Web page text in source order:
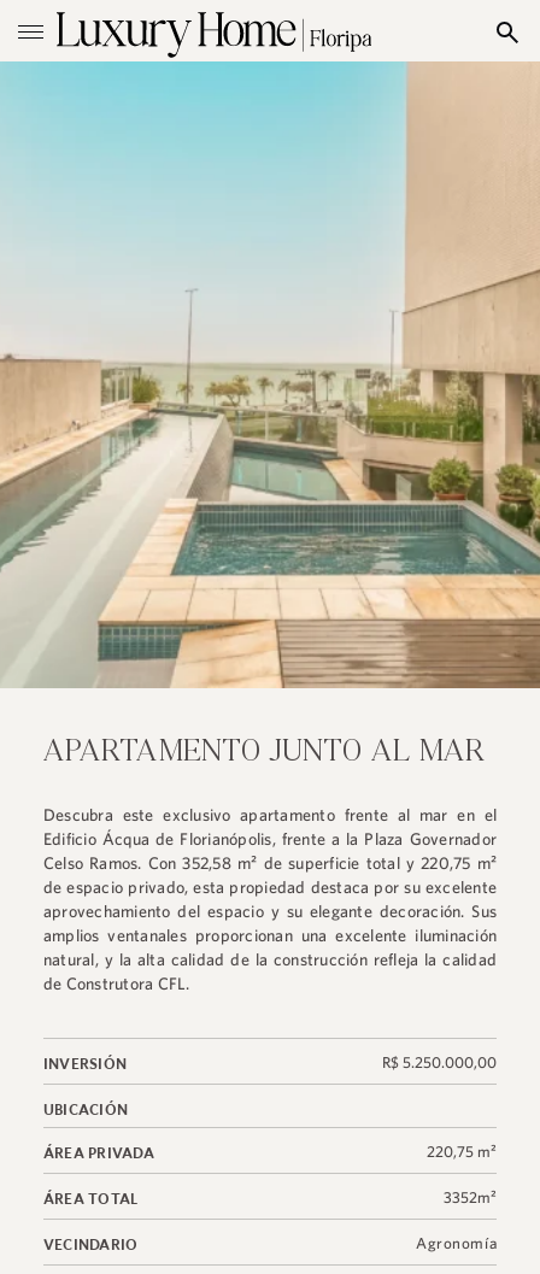
APARTAMENTO JUNTO AL MAR
Descubra este exclusivo apartamento frente al mar en el
Edificio Ácqua de Florianópolis, frente a la Plaza Governador
Celso Ramos. Con 352,58 m² de superficie total y 220,75 m²
de espacio privado, esta propiedad destaca por su excelente
aprovechamiento del espacio y su elegante decoración. Sus
amplios ventanales proporcionan una excelente iluminación
natural, y la alta calidad de la construcción refleja la calidad
de Construtora CFL.
INVERSIÓN R$ 5.250.000,00
UBICACIÓN
ÁREA PRIVADA 220,75 m²
ÁREA TOTAL 3352m²
VECINDARIO Agronomía